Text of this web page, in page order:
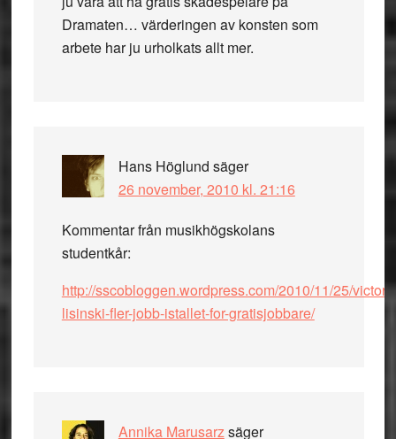
Dramaten… värderingen av konsten som
arbete har ju urholkats allt mer.
Hans Höglund säger
26 november, 2010 kl. 21:16
Kommentar från musikhögskolans
studentkår:
http://sscobloggen.wordpress.com/2010/11/25/victor-
lisinski-fler-jobb-istallet-for-gratisjobbare/
Annika Marusarzsäger